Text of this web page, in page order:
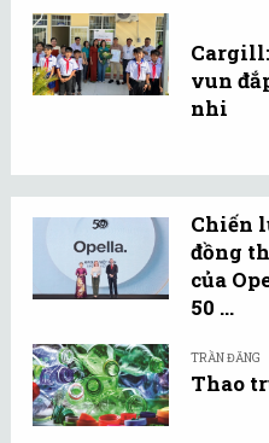
vun
nhi
Chiến
đồng
của
50 ...
TRẦN ĐĂNG
Thao